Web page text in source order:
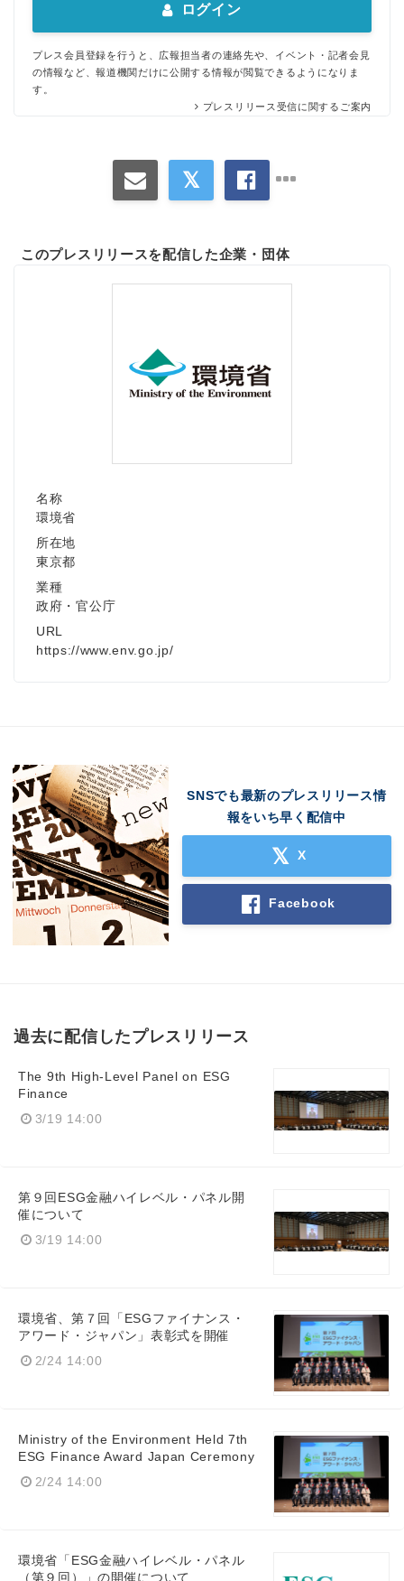
ログイン
プレス会員登録を行うと、広報担当者の連絡先や、イベント・記者会見
の情報など、報道機関だけに公開する情報が閲覧できるようになりま
す。
プレスリリース受信に関するご案内
このプレスリリースを配信した企業・団体
名称
環境省
所在地
東京都
業種
政府・官公庁
URL
https://www.env.go.jp/
SNSでも最新のプレスリリース情
報をいち早く配信中
X
Facebook
過去に配信したプレスリリース
The 9th High-Level Panel on ESG
Finance
3/19 14:00
第９回ESG金融ハイレベル・パネル開
催について
3/19 14:00
環境省、第７回「ESGファイナンス・
アワード・ジャパン」表彰式を開催
2/24 14:00
Ministry of the Environment Held 7th
ESG Finance Award Japan Ceremony
2/24 14:00
環境省「ESG金融ハイレベル・パネル
（第９回）」の開催について